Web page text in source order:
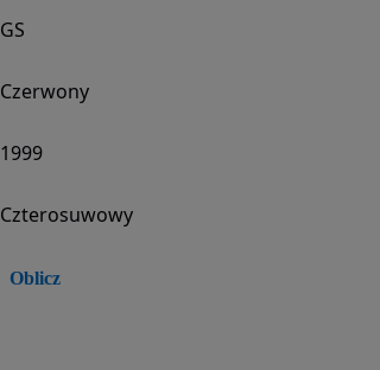
GS
Czerwony
1999
Czterosuwowy
Oblicz